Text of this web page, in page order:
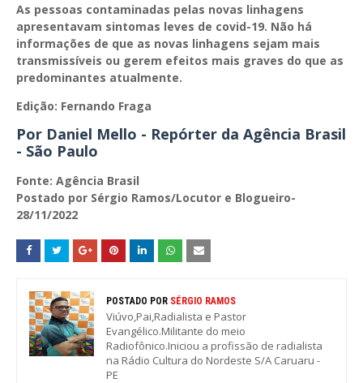
As pessoas contaminadas pelas novas linhagens
apresentavam sintomas leves de covid-19. Não há
informações de que as novas linhagens sejam mais
transmissíveis ou gerem efeitos mais graves do que as
predominantes atualmente.
Edição: Fernando Fraga
Por Daniel Mello - Repórter da Agência Brasil
- São Paulo
Fonte: Agência Brasil
Postado por Sérgio Ramos/Locutor e Blogueiro-
28/11/2022
POSTADO POR SÉRGIO RAMOS
Viúvo,Pai,Radialista e Pastor
Evangélico.Militante do meio
Radiofônico.Iniciou a profissão de radialista
na Rádio Cultura do Nordeste S/A Caruaru -
PE